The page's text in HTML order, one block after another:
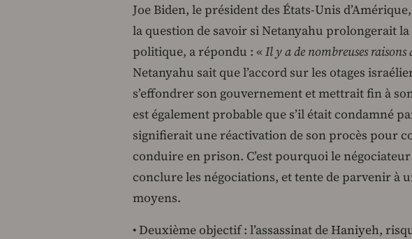
Joe Biden, le président des États-Unis
la question de savoir si Netanyahu prolongerait
politique, a répondu : «Il y a de nombreuses
Netanyahu sait que l’accord sur les otages
s’effondrer son gouvernement et mettrait fin à
est également probable que s’il était condamné
signifierait une réactivation de son procès pour
conduire en prison. C’est pourquoi le
conclure les négociations, et tente de parvenir à
moyens.
• Deuxième objectif : l’assassinat de Haniyeh,